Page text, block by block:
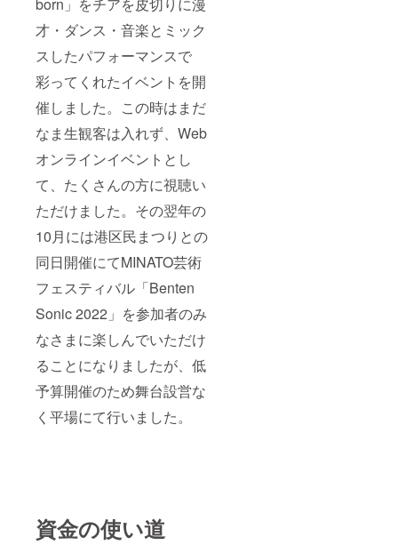
born」をチアを皮切りに漫
才・ダンス・音楽とミック
スしたパフォーマンスで
彩ってくれたイベントを開
催しました。この時はまだ
なま生観客は入れず、Web
オンラインイベントとし
て、たくさんの方に視聴い
ただけました。その翌年の
10月には港区民まつりとの
同日開催にてMINATO芸術
フェスティバル「Benten
Sonic 2022」を参加者のみ
なさまに楽しんでいただけ
ることになりましたが、低
予算開催のため舞台設営な
く平場にて行いました。
資金の使い道